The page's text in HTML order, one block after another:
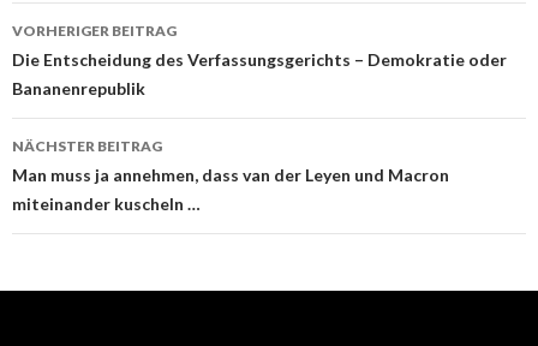
Beitrags-
Navigation
VORHERIGER BEITRAG
Die Entscheidung des Verfassungsgerichts – Demokratie oder
Bananenrepublik
NÄCHSTER BEITRAG
Man muss ja annehmen, dass van der Leyen und Macron
miteinander kuscheln …